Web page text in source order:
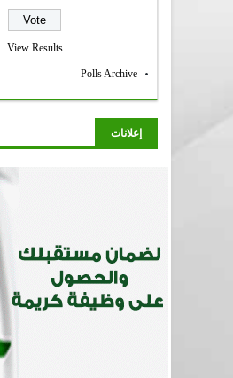
View Results
Polls Archive
إعلانات